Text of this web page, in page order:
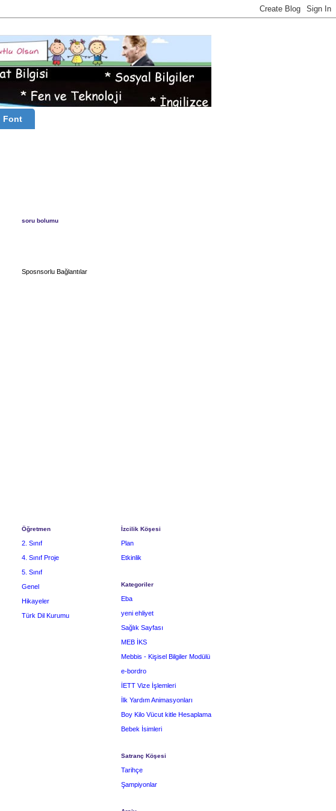
Font
soru bolumu
Sposnsorlu Bağlantılar
Öğretmen
2. Sınıf
4. Sınıf Proje
5. Sınıf
Genel
Hikayeler
Türk Dil Kurumu
İzcilik Köşesi
Plan
Etkinlik
Kategoriler
Eba
yeni ehliyet
Sağlık Sayfası
MEB İKS
Mebbis - Kişisel Bilgiler Modülü
e-bordro
İETT Vize İşlemleri
İlk Yardım Animasyonları
Boy Kilo Vücut kitle Hesaplama
Bebek İsimleri
Satranç Köşesi
Tarihçe
Şampiyonlar